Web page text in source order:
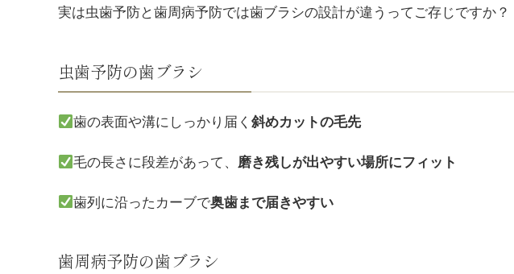
実は虫歯予防と歯周病予防では歯ブラシの設計が違うってご存じですか？
虫歯予防の歯ブラシ
歯の表面や溝にしっかり届く斜めカットの毛先
毛の長さに段差があって、 磨き残しが出やすい場所にフィット
歯列に沿ったカーブで奥歯まで届きやすい
歯周病予防の歯ブラシ